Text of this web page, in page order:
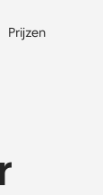
Prijzen